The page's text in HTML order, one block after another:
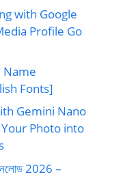
with Google
Profile Go
Name
Fonts]
Gemini Nano
Photo into
2026 –